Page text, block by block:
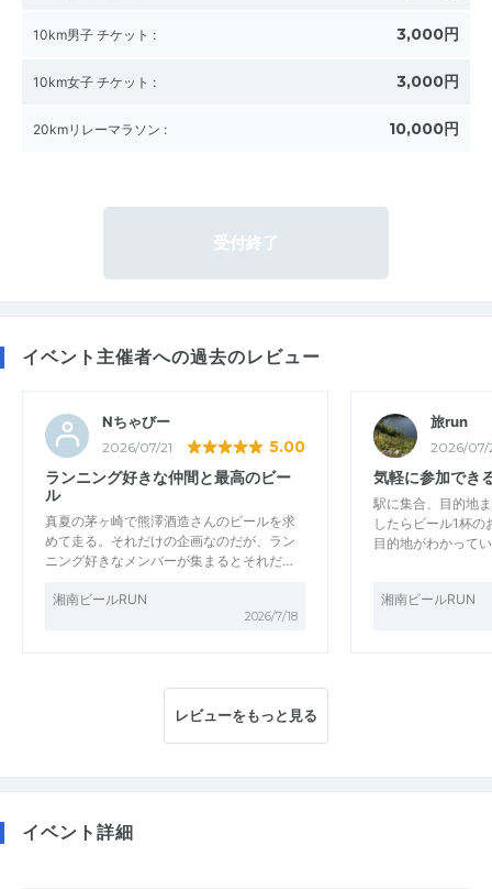
10km男子 チケット : 3,000円
10km女子 チケット : 3,000円
20kmリレーマラソン : 10,000円
受付終了
イベント主催者への過去のレビュー
Nちゃびー
2026/07/21 5.00
ランニング好きな仲間と最高のビー
ル
真夏の茅ヶ崎で熊澤酒造さんのビールを求
めて走る。それだけの企画なのだが、ラン
ニング好きなメンバーが集まるとそれだ…
湘南ビールRUN
2026/7/18
旅run
2026/
気軽に参加でき
駅に集合、目的地
したらビール1杯
目的地がわかって
湘南ビールRUN
レビューをもっと見る
イベント詳細